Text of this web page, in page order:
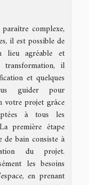
complexe,
il est possible de
lieu agréable et
il
et quelques
guider pour
votre projet grâce
à tous les
première étape
bain consiste à
du projet.
les besoins
en prenant